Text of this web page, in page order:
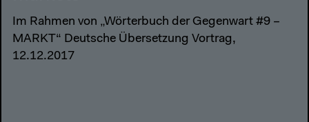
Im Rahmen von „Wörterbuch der Gegenwart #9 –
MARKT“ Deutsche Übersetzung Vortrag,
12.12.2017